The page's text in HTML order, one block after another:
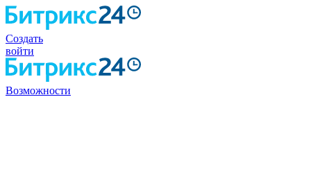
Создать
войти
Возможности